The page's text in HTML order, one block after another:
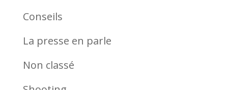
Conseils
La presse en parle
Non classé